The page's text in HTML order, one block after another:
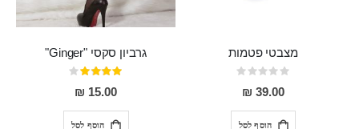
מצבטי פטמות
Rating:
0%
39.00 ₪
הוסף לסל
גרביון סקסי "Ginger"
דירוג:
80%
15.00 ₪
הוסף לסל